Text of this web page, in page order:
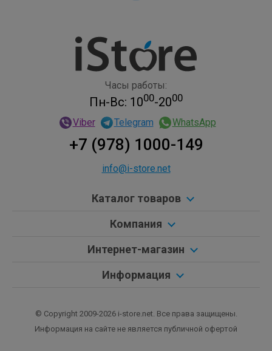
Часы работы:
Пн-Вс: 1000-2000
Viber Telegram WhatsApp
+7 (978) 1000-149
info@i-store.net
Каталог товаров
Компания
Интернет-магазин
Информация
© Copyright 2009-2026 i-store.net. Все права защищены.
Информация на сайте не является публичной офертой